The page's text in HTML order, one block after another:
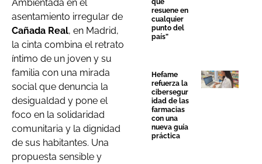
Ambientada en el
asentamiento irregular de
Cañada Real, en Madrid,
la cinta combina el retrato
íntimo de un joven y su
familia con una mirada
social que denuncia la
desigualdad y pone el
foco en la solidaridad
comunitaria y la dignidad
de sus habitantes. Una
propuesta sensible y
que
resuene en
cualquier
punto del
país”
Hefame
refuerza la
cibersegur
idad de las
farmacias
con una
nueva guía
práctica